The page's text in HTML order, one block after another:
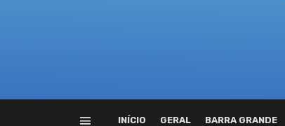
INÍCIO GERAL BARRA GRANDE